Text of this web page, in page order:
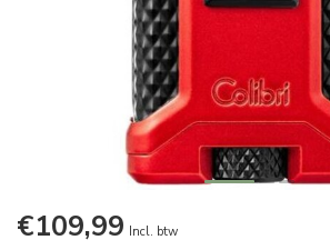
€109,99 Incl. btw